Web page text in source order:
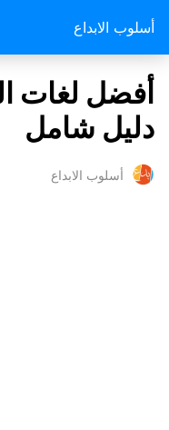
أسلوب الابداع
أفضل لغات
دليل شامل
أسلوب الابداع